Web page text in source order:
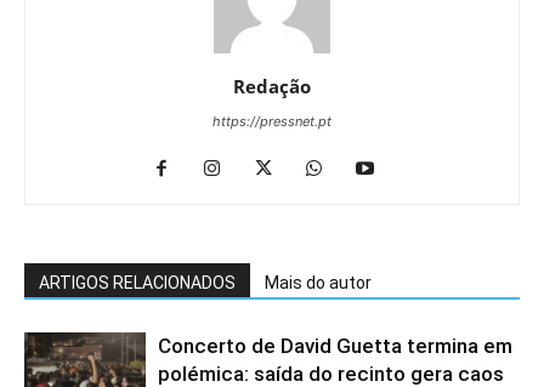
Redação
https://pressnet.pt
ARTIGOS RELACIONADOS Mais do autor
Concerto de David Guetta termina em
polémica: saída do recinto gera caos